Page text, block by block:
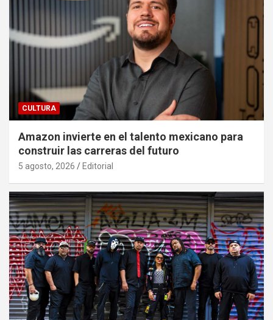
CULTURA
Amazon invierte en el talento mexicano para
construir las carreras del futuro
5 agosto, 2026 Editorial